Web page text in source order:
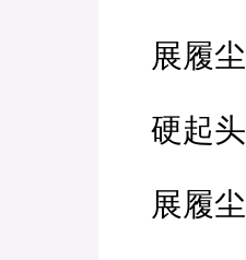
展履尘
硬起
展履尘